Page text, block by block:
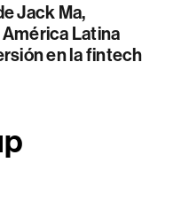
Jack Ma,
Latina
en la fintech